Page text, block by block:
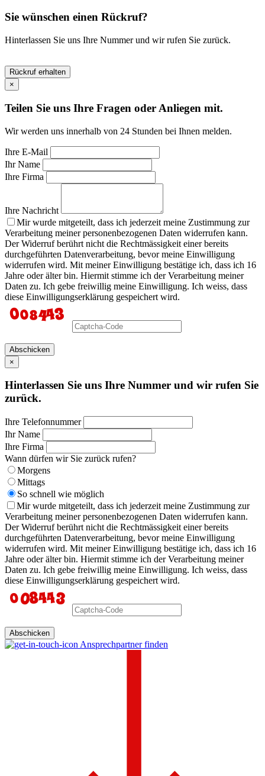
Sie wünschen einen Rückruf?
Hinterlassen Sie uns Ihre Nummer und wir rufen Sie zurück.
Rückruf erhalten
×
Teilen Sie uns Ihre Fragen oder Anliegen mit.
Wir werden uns innerhalb von 24 Stunden bei Ihnen melden.
Ihre E-Mail
Ihr Name
Ihre Firma
Ihre Nachricht
Mir wurde mitgeteilt, dass ich jederzeit meine Zustimmung zur
Verarbeitung meiner personenbezogenen Daten widerrufen kann.
Der Widerruf berührt nicht die Rechtmässigkeit einer bereits
durchgeführten Datenverarbeitung, bevor meine Einwilligung
widerrufen wird. Mit meiner Einwilligung bestätige ich, dass ich 16
Jahre oder älter bin. Hiermit stimme ich der Verarbeitung meiner
Daten zu. Ich gebe freiwillig meine Einwilligung. Ich weiss, dass
diese Einwilligungserklärung gespeichert wird.
Abschicken
×
Hinterlassen Sie uns Ihre Nummer und wir rufen Sie
zurück.
Ihre Telefonnummer
Ihr Name
Ihre Firma
Wann dürfen wir Sie zurück rufen?
Morgens
Mittags
So schnell wie möglich
Mir wurde mitgeteilt, dass ich jederzeit meine Zustimmung zur
Verarbeitung meiner personenbezogenen Daten widerrufen kann.
Der Widerruf berührt nicht die Rechtmässigkeit einer bereits
durchgeführten Datenverarbeitung, bevor meine Einwilligung
widerrufen wird. Mit meiner Einwilligung bestätige ich, dass ich 16
Jahre oder älter bin. Hiermit stimme ich der Verarbeitung meiner
Daten zu. Ich gebe freiwillig meine Einwilligung. Ich weiss, dass
diese Einwilligungserklärung gespeichert wird.
Abschicken
Ansprechpartner finden